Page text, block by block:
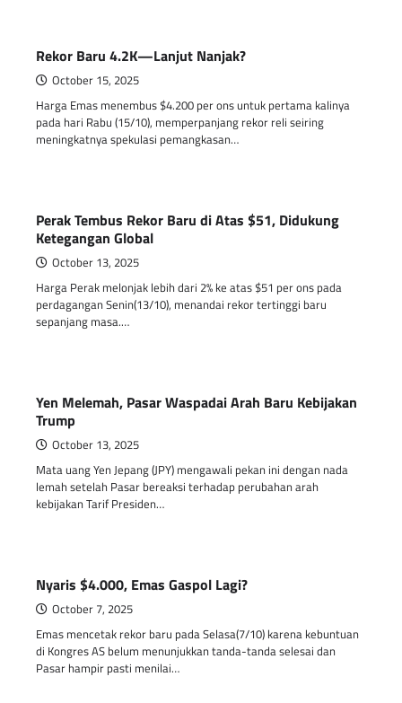
Rekor Baru 4.2K—Lanjut Nanjak?
October 15, 2025
Harga Emas menembus $4.200 per ons untuk pertama kalinya
pada hari Rabu (15/10), memperpanjang rekor reli seiring
meningkatnya spekulasi pemangkasan…
Perak Tembus Rekor Baru di Atas $51, Didukung
Ketegangan Global
October 13, 2025
Harga Perak melonjak lebih dari 2% ke atas $51 per ons pada
perdagangan Senin(13/10), menandai rekor tertinggi baru
sepanjang masa.…
Yen Melemah, Pasar Waspadai Arah Baru Kebijakan
Trump
October 13, 2025
Mata uang Yen Jepang (JPY) mengawali pekan ini dengan nada
lemah setelah Pasar bereaksi terhadap perubahan arah
kebijakan Tarif Presiden…
Nyaris $4.000, Emas Gaspol Lagi?
October 7, 2025
Emas mencetak rekor baru pada Selasa(7/10) karena kebuntuan
di Kongres AS belum menunjukkan tanda-tanda selesai dan
Pasar hampir pasti menilai…